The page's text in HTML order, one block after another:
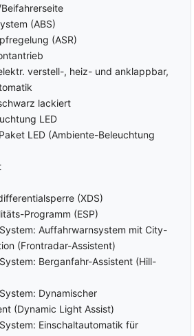
Multifunktionslenkrad
Lenkrad höhenverstellbar
Schaltwippen am Lenkrad
Apple Car Play
Connected
Service/Vernetztes
Fahrzeug
Multifunktionsanzeige
MP3-Schnittstelle
Abstandstempomat (ACC)
(ABS)
(ASR)
verstell-, heiz- und anklappbar,
lackiert
LED
LED (Ambiente-Beleuchtung
(XDS)
Programm (ESP)
Auffahrwarnsystem mit City-
(Frontradar-Assistent)
Berganfahr-Assistent (Hill-
Dynamischer
(Dynamic Light Assist)
Einschaltautomatik für